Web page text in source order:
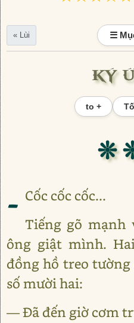
« Lùi ☰
KÝ
to +
❊
- Cốc cốc cốc...
Tiếng gõ mạnh
ông giật mình.
đồng hồ treo
số mười hai:
― Đã đến giờ cơm